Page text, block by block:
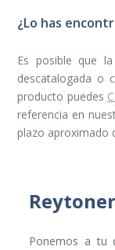
¿Lo has
Es posible que
descatalogada o
producto puedes
referencia en
plazo aproximado
Reytoner
Ponemos a tu